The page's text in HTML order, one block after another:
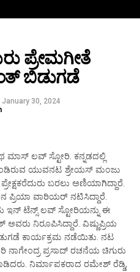
ಪ್ರೇಮಗೀತೆ
ಬಿಡುಗಡೆ
January 30, 2024
ಮಾಸ್ ಲವ್ ಸ್ಟೋರಿ. ಕನ್ನಡದಲ್ಲಿ
ಯುವನಟ ಶ್ರೇಯಸ್ ಮಂಜು
ಬರಲು ಅಣಿಯಾಗಿದ್ದಾರೆ.
ಪ್ರಿಯಾ ವಾರಿಯರ್ ನಟಿಸಿದ್ದಾರೆ.
ಇನ್ ಟೆನ್ಸ್ ಲವ್ ಸ್ಟೋರಿಯನ್ನು ಈ
ಅವರು ನಿರೂಪಿಸಿದ್ದಾರೆ‌. ವಿಷ್ಣುಪ್ರಿಯ
ಕಾರ್ಯಕ್ರಮ ನಡೆಯಿತು. ನಟ
ನಾಗೇಂದ್ರ ಪ್ರಸಾದ್ ರಚನೆಯ ಚಿಗುರು
ನಿರ್ಮಾಪಕರಾದ ರಮೇಶ್ ರೆಡ್ಡಿ,